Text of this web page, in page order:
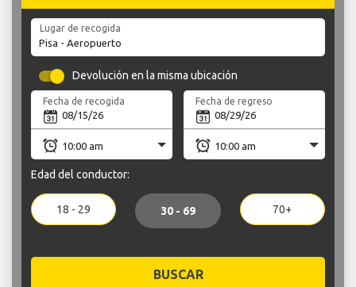
Lugar de recogida
Devolución en la misma ubicación
Fecha de recogida Fecha de regreso
Edad del conductor:
18 - 29 30 - 69 70+
BUSCAR